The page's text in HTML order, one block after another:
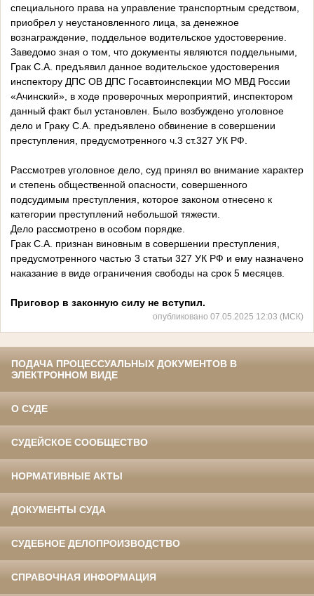
специального права на управление транспортным средством,
приобрел у неустановленного лица, за денежное
вознаграждение, поддельное водительское удостоверение.
Заведомо зная о том, что документы являются поддельными,
Грак С.А. предъявил данное водительское удостоверения
инспектору ДПС ОВ ДПС Госавтоинспекции МО МВД России
«Ачинский», в ходе проверочных мероприятий, инспектором
данный факт был установлен. Было возбуждено уголовное
дело и Граку С.А. предъявлено обвинение в совершении
преступления, предусмотренного ч.3 ст.327 УК РФ.
Рассмотрев уголовное дело, суд принял во внимание характер
и степень общественной опасности, совершенного
подсудимым преступления, которое законом отнесено к
категории преступлений небольшой тяжести.
Дело рассмотрено в особом порядке.
Грак С.А. признан виновным в совершении преступления,
предусмотренного частью 3 статьи 327 УК РФ и ему назначено
наказание в виде ограничения свободы на срок 5 месяцев.
Приговор в законную силу не вступил.
опубликовано 07.05.2025 12:03 (МСК)
ПОДАЧА ПРОЦЕССУАЛЬНЫХ ДОКУМЕНТОВ В
ЭЛЕКТРОННОМ ВИДЕ
О СУДЕ
СУДЕЙСКОЕ СООБЩЕСТВО
НОРМАТИВНЫЕ АКТЫ
ДОКУМЕНТЫ СУДА
СУДЕБНОЕ ДЕЛОПРОИЗВОДСТВО
СПРАВОЧНАЯ ИНФОРМАЦИЯ